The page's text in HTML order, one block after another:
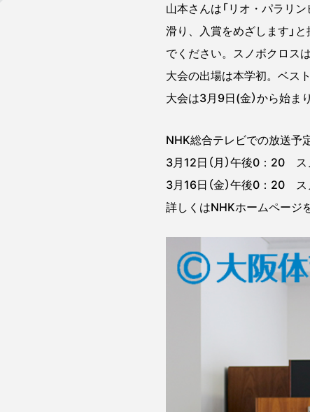
山本さんは「リオ・パラリ
滑り、入賞をめざします」
でください。スノボクロス
大会の出場は本学初。ベス
大会は3月9日(金）から始ま
NHK総合テレビでの放送予
3月12日（月）午後0：20
3月16日（金）午後0：20
詳しくはNHKホームページ